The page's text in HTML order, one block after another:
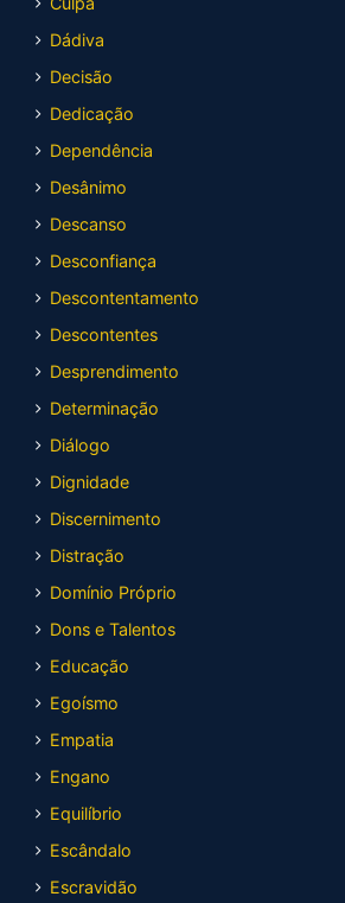
Dádiva
Decisão
Dedicação
Dependência
Desânimo
Descanso
Desconfiança
Descontentamento
Descontentes
Desprendimento
Determinação
Diálogo
Dignidade
Discernimento
Distração
Domínio Próprio
Dons e Talentos
Educação
Egoísmo
Empatia
Engano
Equilíbrio
Escândalo
Escravidão